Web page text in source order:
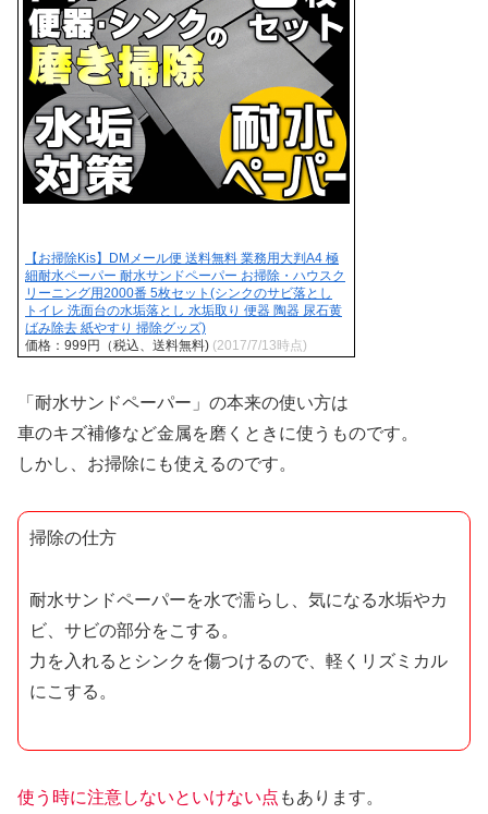
【お掃除Kis】DMメール便 送料無料 業務用大判A4 極
細耐水ペーパー 耐水サンドペーパー お掃除・ハウスク
リーニング用2000番 5枚セット(シンクのサビ落とし
トイレ 洗面台の水垢落とし 水垢取り 便器 陶器 尿石黄
ばみ除去 紙やすり 掃除グッズ)
価格：999円（税込、送料無料) (2017/7/13時点)
「耐水サンドペーパー」の本来の使い方は
車のキズ補修など金属を磨くときに使うものです。
しかし、お掃除にも使えるのです。
掃除の仕方
耐水サンドペーパーを水で濡らし、気になる水垢やカ
ビ、サビの部分をこする。
力を入れるとシンクを傷つけるので、軽くリズミカル
にこする。
使う時に注意しないといけない点 もあります。